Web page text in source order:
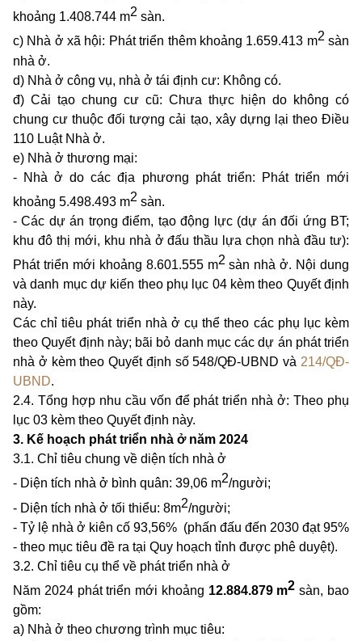
khoảng 1.408.744 m2 sàn.
c) Nhà ở xã hội: Phát triển thêm khoảng 1.659.413 m2sàn
nhà ở.
d) Nhà ở công vụ, nhà ở tái định cư: Không có.
đ) Cải tạo chung cư cũ: Chưa thực hiện do không có
chung cư thuộc đối tượng cải tạo, xây dựng lại theo Điều
110 Luật Nhà ở.
e) Nhà ở thương mại:
- Nhà ở do các địa phương phát triển: Phát triển mới
khoảng 5.498.493 m2 sàn.
- Các dự án trọng điểm, tạo động lực (dự án đối ứng BT;
khu đô thị mới, khu nhà ở đấu thầu lựa chọn nhà đầu tư):
Phát triển mới khoảng 8.601.555 m2sàn nhà ở. Nội dung
và danh mục dự kiến theo phụ lục 04 kèm theo Quyết định
này.
Các chỉ tiêu phát triển nhà ở cụ thểtheo các phụ lục kèm
theo Quyết định này; bãi bỏ danh mục các dự án phát triển
nhà ở kèm theo Quyết định số 548/QĐ-UBND và 214/QĐ-
UBND.
2.4. Tổng hợp nhu cầu vốn để phát triển nhà ở: Theo phụ
lục 03 kèm theo Quyết định này.
3. Kế hoạch phát triển nhà ở năm 2024
3.1. Chỉ tiêu chung về diện tích nhà ở
- Diện tích nhà ở bình quân: 39,06 m2/người;
- Diện tích nhà ở tối thiểu: 8m2/người;
- Tỷ lệ nhà ở kiên cố 93,56% (phấn đấu đến 2030 đạt 95%
- theo mục tiêu đề ra tại Quy hoạch tỉnh được phê duyệt).
3.2. Chỉ tiêu cụ thể về phát triển nhà ở
Năm 2024 phát triển mới khoảng 12.884.879 m2 sàn, bao
gồm:
a) Nhà ở theo chương trình mục tiêu: